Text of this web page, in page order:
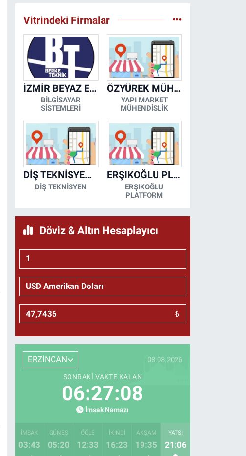
Vitrindeki Firmalar
İZMİR BEYAZ EŞYA KLİMA KOMBİ SERVİSİ
BİLGİSAYAR
SİSTEMLERİ
ÖZYÜREK MÜHENDİSLİK
YAPI MARKET
MÜHENDİSLİK
DİŞ TEKNİSYENİ- MESUT KORKMAZ
DİŞ TEKNİSYEN
ERŞIKOĞLU PLATFORM
ERŞIKOĞLU
PLATFORM
Döviz & Altın Hesaplayıcı
₺
ERZİNCAN 08.08.2026
SONRAKI VAKTE KALAN
06:27:07
İmsak Namazı
İMSAK
03:43
GÜNEŞ
05:20
ÖĞLE
12:33
İKINDI
16:23
AKŞAM
19:35
YATSI
21:06